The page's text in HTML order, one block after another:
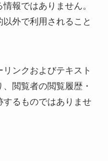
報ではありません。
外で利用されること
ンクおよびテキスト
閲覧者の閲覧履歴・
るものではありませ